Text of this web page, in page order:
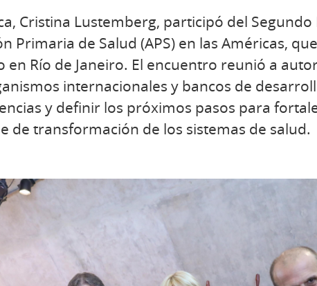
Cristina Lustemberg, participó del Segundo
Primaria de Salud (APS) en las Américas,
en Río de Janeiro. El encuentro reunió a
internacionales y bancos de
y definir los próximos pasos para
de transformación de los sistemas de salud.